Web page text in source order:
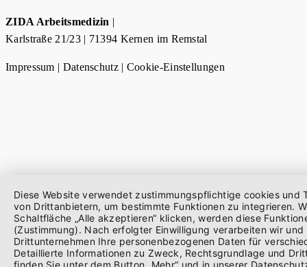
ZIDA Arbeitsmedizin |
Karlstraße 21/23 | 71394 Kernen im Remstal
Impressum | Datenschutz| Cookie-Einstellungen
Diese Website verwendet zustimmungspflichtige cookies und
von Drittanbietern, um bestimmte Funktionen zu integrieren.
Schaltfläche „Alle akzeptieren“ klicken, werden diese
(Zustimmung). Nach erfolgter Einwilligung verarbeiten wir
Drittunternehmen Ihre personenbezogenen Daten für
Detaillierte Informationen zu Zweck, Rechtsgrundlage und
finden Sie unter dem Button „Mehr“ und in unserer